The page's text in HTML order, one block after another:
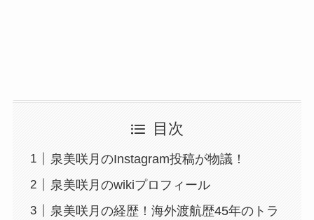
目次
泉美咲月のInstagram投稿が物議！
泉美咲月のwikiプロフィール
泉美咲月の経歴！海外渡航歴45年のトラ